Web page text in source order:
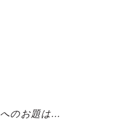
へのお題は…